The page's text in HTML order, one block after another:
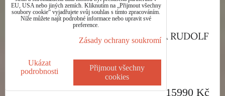
AKT MÁ NEJVĚRNĚJŠÍ - MIKYŠKA RUDOLF
15990 Kč
EU, USA nebo jiných zemích. Kliknutím na „Přijmout všechny
soubory cookie“ vyjadřujete svůj souhlas s tímto zpracováním.
Níže můžete najít podrobné informace nebo upravit své
preference.
Zásady ochrany soukromí
Ukázat
podrobnosti
Přijmout všechny
cookies